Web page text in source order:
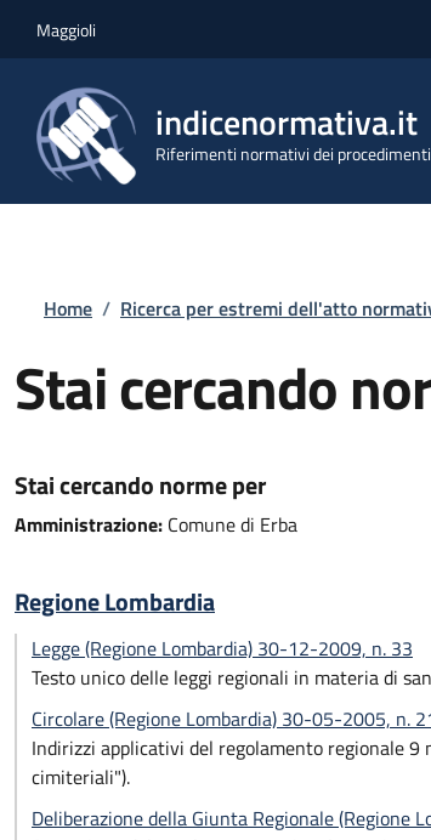
Maggioli
indicenormativa.it
Riferimenti normativi dei
Briciole di pane
Home / Ricerca per estremi dell'atto
Stai cercando
Stai cercando norme per
Amministrazione: Comune di Erba
Regione Lombardia
Legge (Regione Lombardia) 30-12-2009, n. 33
Testo unico delle leggi regionali in materia di
Circolare (Regione Lombardia) 30-05-2005, n.
Indirizzi applicativi del regolamento regionale
cimiteriali").
Deliberazione della Giunta Regionale